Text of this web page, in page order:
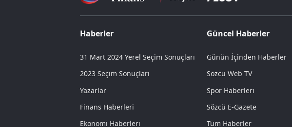
Haberler
31 Mart 2024 Yerel Seçim Sonuçları
2023 Seçim Sonuçları
Yazarlar
Finans Haberleri
Ekonomi Haberleri
Güncel Haberler
Günün İçinden Haberler
Sözcü Web TV
Spor Haberleri
Sözcü E-Gazete
Tüm Haberler